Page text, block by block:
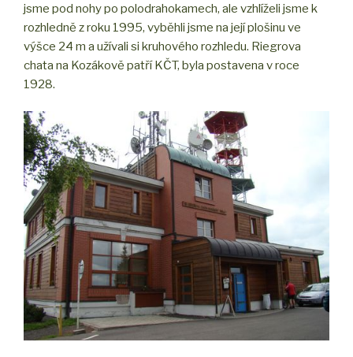
jsme pod nohy po polodrahokamech, ale vzhlíželi jsme k
rozhledně z roku 1995, vyběhli jsme na její plošinu ve
výšce 24 m a užívali si kruhového rozhledu. Riegrova
chata na Kozákově patří KČT, byla postavena v roce
1928.